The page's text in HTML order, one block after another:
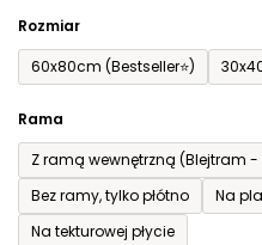
Rozmiar
60x80cm (Bestseller⭐)
Rama
Z ramą wewnętrzną (Blejtram -
Bez ramy, tylko płótno
Na
Na tekturowej płycie